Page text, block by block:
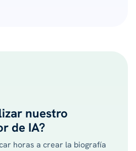
nuestro
de IA?
horas a crear la biografía